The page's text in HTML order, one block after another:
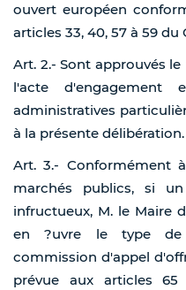
ouvert européen
articles 33, 40, 57 à 59
Art. 2.- Sont approuvés
l'acte
administratives
à la présente délibération.
Art. 3.- Conformément
marchés publics, si
infructueux, M. le Maire
en ?uvre le type de
commission d'appel
prévue aux articles